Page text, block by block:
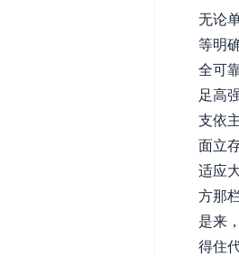
无论
等明
全可
足高
支依
面立
适应
方那
是来
得住